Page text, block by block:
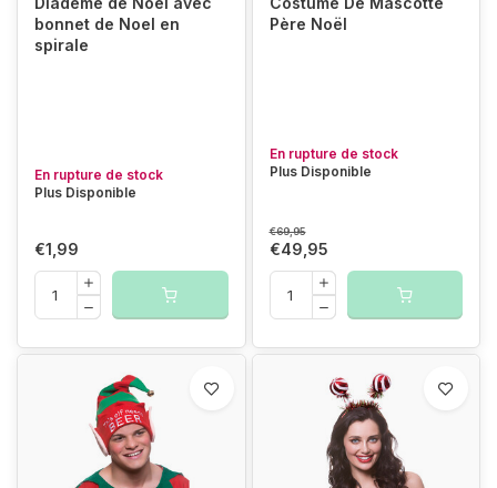
bonnet de Noel en
spirale
En rupture de stock
Plus Disponible
€1,99
Père Noël
En rupture de stock
Plus Disponible
€69,95
€49,95